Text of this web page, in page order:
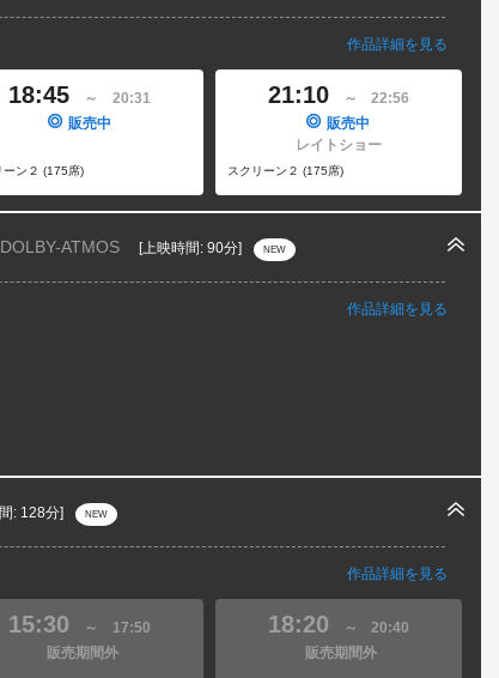
作品詳細を見る
18:45 ～
20:31
販売中
ーン２ (175席)
21:10 ～
22:56
販売中
レイトショー
スクリーン２ (175席)
ATMOS [上映時間: 90分] NEW
作品詳細を見る
: 128分] NEW
作品詳細を見る
15:30 ～
17:50
販売期間外
18:20 ～
20:40
販売期間外